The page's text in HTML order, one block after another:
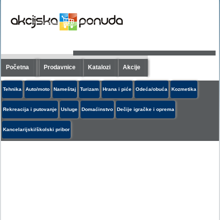
Početna Prodavnice Katalozi Akcije
Tehnika Auto/moto Nameštaj Turizam Hrana i piće Odeća/obuća Kozmetika
Rekreacija i putovanje Usluge Domaćinstvo Dečije igračke i oprema
Kancelarijski/školski pribor